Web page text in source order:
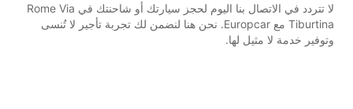
لا تتردد في الاتصال بنا اليوم لحجز سيارتك أو شاحنتك في Rome Via
Tiburtina مع Europcar. نحن هنا لنضمن لك تجربة تأجير لا تُنسى
وتوفير خدمة لا مثيل لها.